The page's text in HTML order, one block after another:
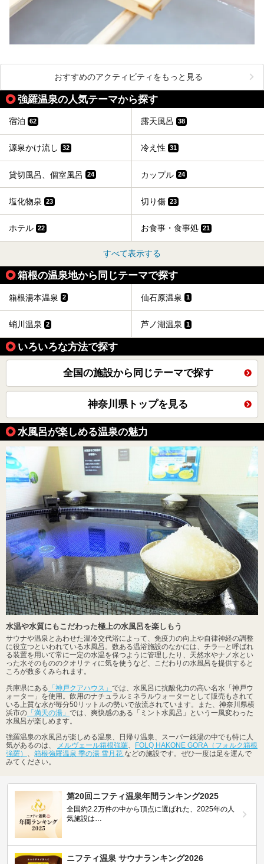
おすすめのアクティビティをもっと見る
強羅温泉の人気テーマから探す
宿泊 62 露天風呂 38
源泉かけ流し 32 冷え性 31
貸切風呂、個室風呂 24 カップル 24
塩化物泉 23 切り傷 23
ホテル 22 お食事・食事処 21
すべて表示する
箱根の温泉地から同じテーマで探す
箱根湯本温泉 2 仙石原温泉 1
蛸川温泉 2 芦ノ湖温泉 1
いろいろな方法で探す
全国の施設から同じテーマで探す
神奈川県トップを見る
水風呂が楽しめる温泉の魅力
水温や水質にもこだわった極上の水風呂を楽しもう
サウナや温泉とあわせた温冷交代浴によって、免疫力の向上や自律神経の調整
に役立つといわれている水風呂。数ある温浴施設のなかには、チラ―と呼ばれ
る装置を用いて常に一定の水温を保つように管理したり、天然水やナノ水とい
った水そのもののクオリティに気を使うなど、こだわりの水風呂を提供すると
ころが数多くみられます。
兵庫県にある 「神戸クアハウス」 では、水風呂に抗酸化力の高い名水「神戸ウ
ォーター」を使用。飲用のナチュラルミネラルウォーターとして販売もされて
いる上質な水が毎分50リットルの勢いで放流されています。また、神奈川県横
浜市の 「満天の湯」 では、爽快感のある「ミント水風呂」という一風変わった
水風呂が楽しめます。
強羅温泉の水風呂が楽しめる温泉、日帰り温泉、スーパー銭湯の中でも特に人
気があるのは、
メルヴェール箱根強羅
FOLQ HAKONE GORA（フォルク箱根
強羅）
箱根強羅温泉 季の湯 雪月花 などの施設です。ぜひ一度は足を運んで
みてください。
第20回ニフティ温泉年間ランキング2025
全国約2.2万件の中から頂点に選ばれた、2025年の人
気施設は…
ニフティ温泉 サウナランキング2026